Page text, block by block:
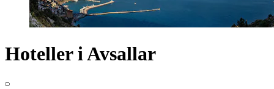
Hoteller i Avsallar